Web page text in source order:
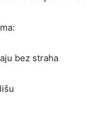
bez straha